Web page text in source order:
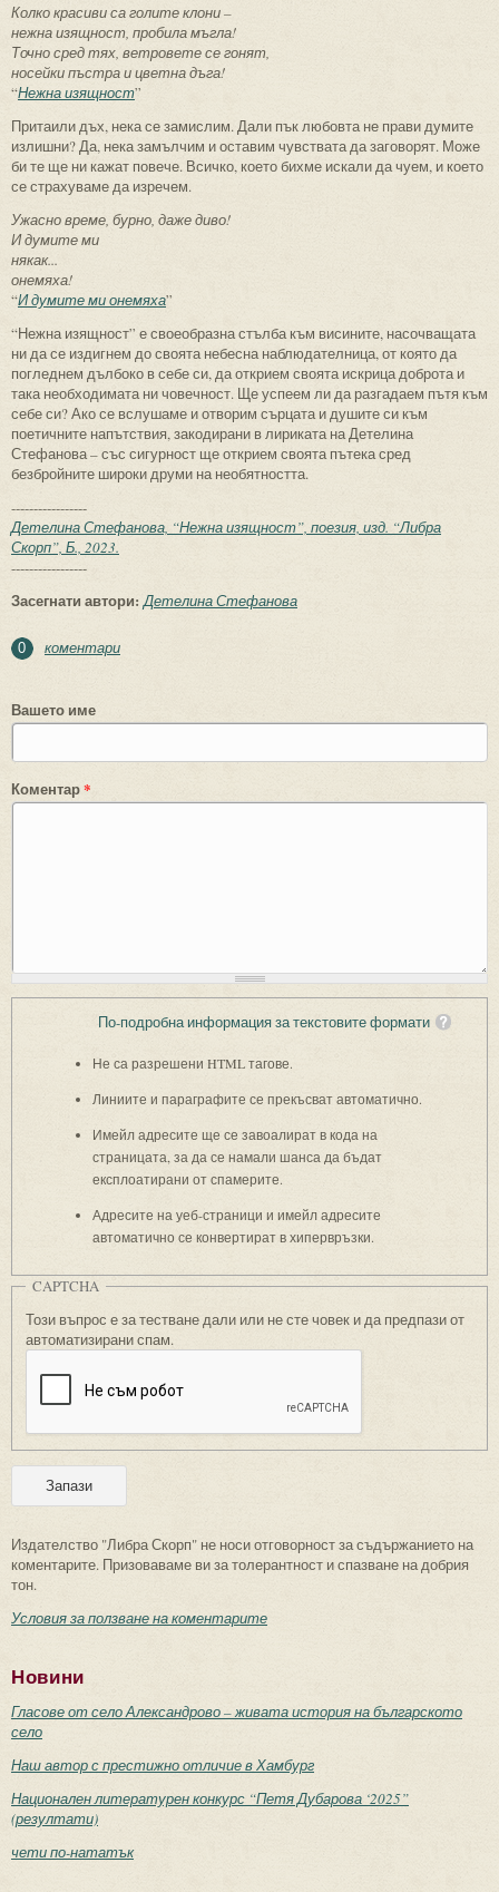
Колко красиви са голите клони –
нежна изящност, пробила мъгла!
Точно сред тях, ветровете се гонят,
носейки пъстра и цветна дъга!
“Нежна изящност”
Притаили дъх, нека се замислим. Дали пък любовта не прави думите
излишни? Да, нека замълчим и оставим чувствата да заговорят. Може
би те ще ни кажат повече. Всичко, което бихме искали да чуем, и което
се страхуваме да изречем.
Ужасно време, бурно, даже диво!
И думите ми
някак...
онемяха!
“И думите ми онемяха”
“Нежна изящност” е своеобразна стълба към висините, насочващата
ни да се издигнем до своята небесна наблюдателница, от която да
погледнем дълбоко в себе си, да открием своята искрица доброта и
така необходимата ни човечност. Ще успеем ли да разгадаем пътя към
себе си? Ако се вслушаме и отворим сърцата и душите си към
поетичните напътствия, закодирани в лириката на Детелина
Стефанова – със сигурност ще открием своята пътека сред
безбройните широки друми на необятността.
-----------------
Детелина Стефанова, “Нежна изящност”, поезия, изд. “Либра
Скорп”, Б., 2023.
-----------------
Засегнати автори:Детелина Стефанова
0 коментари
Вашето име
Коментар*
По-подробна информация за текстовите формати
Не са разрешени HTML тагове.
Линиите и параграфите се прекъсват автоматично.
Имейл адресите ще се завоалират в кода на
страницата, за да се намали шанса да бъдат
експлоатирани от спамерите.
Адресите на уеб-страници и имейл адресите
автоматично се конвертират в хипервръзки.
CAPTCHA
Този въпрос е за тестване дали или не сте човек и да предпази от
автоматизирани спам.
Издателство "Либра Скорп" не носи отговорност за съдържанието на
коментарите. Призоваваме ви за толерантност и спазване на добрия
тон.
Условия за ползване на коментарите
Новини
Гласове от село Александрово – живата история на българското
село
Наш автор с престижно отличие в Хамбург
Национален литературен конкурс “Петя Дубарова ‘2025”
(резултати)
чети по-нататък